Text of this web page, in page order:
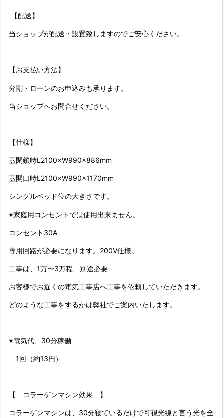
【配送】
当ショップが配送・設置致しますのでご安心ください。
【お支払い方法】
分割・ローンのお申込みも承ります。
当ショップへお問合せください。
【仕様】
蓋閉鎖時L2100×W990×886mm
蓋開口時L2100×W990×1170mm
シングルベッド位の大きさです。
※家庭用コンセントでは使用出来ません。
コンセント30A
専用回路が必要になります。200V仕様。
工事は、1万〜3万程 別途必要
お客様でお近くの電気工事店へ工事を依頼していただきます。
どのような工事をするかは弊社でご案内いたします。
※電気代、30分稼働
1回（約13円）
【 コラーゲンマシン効果 】
コラーゲンマシンは、30分寝ているだけで可視光線と言う光を全